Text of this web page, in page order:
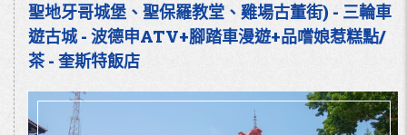
聖地牙哥城堡、聖保羅教堂、雞場古董街) - 三輪車
遊古城 - 波德申ATV+腳踏車漫遊+品嚐娘惹糕點/
茶 - 奎斯特飯店